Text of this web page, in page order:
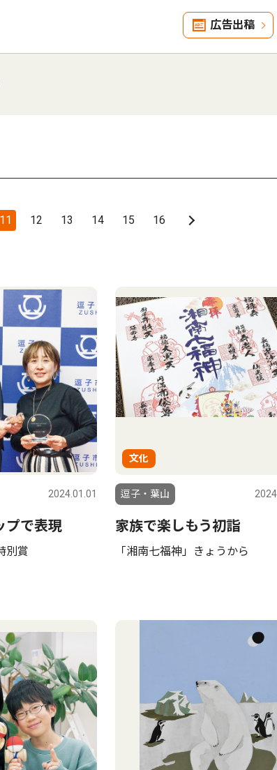
広告出稿
11 12 13 14 15 16
2024.01.01
プで表現
別賞
文化
逗子・葉山
家族で楽しもう初詣
「湘南七福神」きょうから